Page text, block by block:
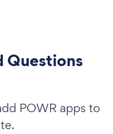
Questions
POWR apps to